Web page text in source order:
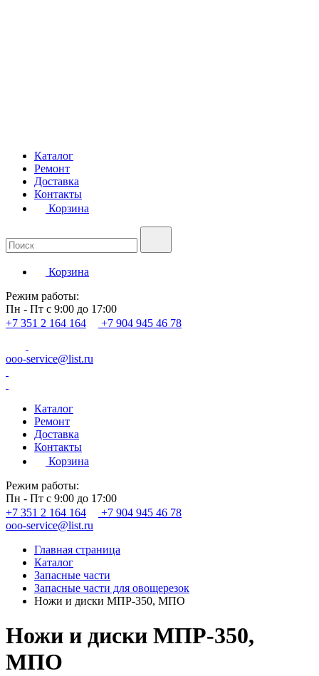
Каталог
Ремонт
Доставка
Контакты
Корзина
Корзина
Режим работы:
Пн - Пт с 9:00 до 17:00
+7 351 2 164 164
+7 904 945 46 78
ooo-service@list.ru
Каталог
Ремонт
Доставка
Контакты
Корзина
Режим работы:
Пн - Пт с 9:00 до 17:00
+7 351 2 164 164
+7 904 945 46 78
ooo-service@list.ru
Главная страница
Каталог
Запасные части
Запасные части для овощерезок
Ножи и диски МПР-350, МПО
Ножи и диски МПР-350,
МПО